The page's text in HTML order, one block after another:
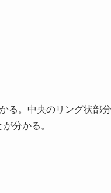
る。中央のリング状部分
分かる。